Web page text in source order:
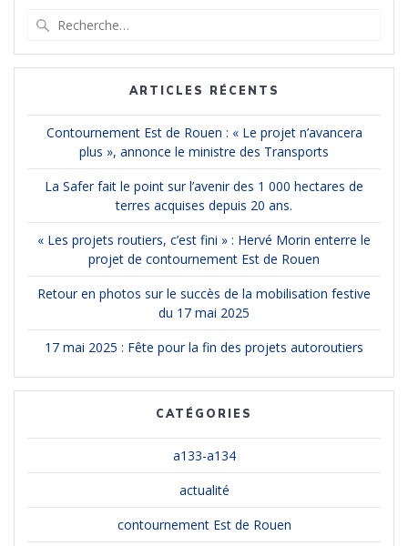
des
articles
:
ARTICLES RÉCENTS
Contournement Est de Rouen : « Le projet n’avancera
plus », annonce le ministre des Transports
La Safer fait le point sur l’avenir des 1 000 hectares de
terres acquises depuis 20 ans.
« Les projets routiers, c’est fini » : Hervé Morin enterre le
projet de contournement Est de Rouen
Retour en photos sur le succès de la mobilisation festive
du 17 mai 2025
17 mai 2025 : Fête pour la fin des projets autoroutiers
CATÉGORIES
a133-a134
actualité
contournement Est de Rouen